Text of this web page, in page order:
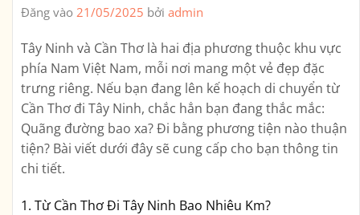
Đăng vào 21/05/2025 bởi admin
Tây Ninh và Cần Thơ là hai địa phương thuộc khu vực
phía Nam Việt Nam, mỗi nơi mang một vẻ đẹp đặc
trưng riêng. Nếu bạn đang lên kế hoạch di chuyển từ
Cần Thơ đi Tây Ninh, chắc hẳn bạn đang thắc mắc:
Quãng đường bao xa? Đi bằng phương tiện nào thuận
tiện? Bài viết dưới đây sẽ cung cấp cho bạn thông tin
chi tiết.
1. Từ Cần Thơ Đi Tây Ninh Bao Nhiêu Km?